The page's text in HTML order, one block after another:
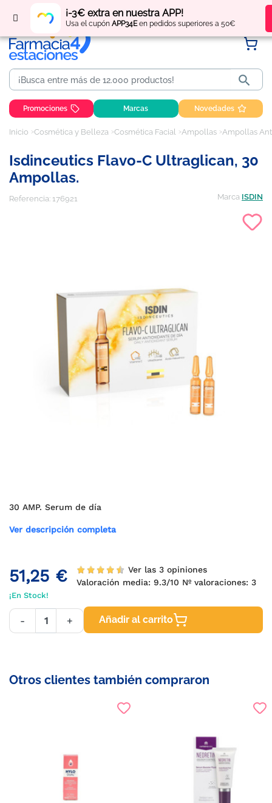
¡-3€ extra en nuestra APP!
Usa el cupón APP34Een pedidos superiores a 50€
Regístratey obtén puntos por tus compras

Promociones Marcas Novedades
Inicio Cosmética y Belleza Cosmética Facial Ampollas Ampollas
Isdinceutics Flavo-C Ultraglican, 30
Ampollas.
Referencia: 176921 Marca ISDIN
30 AMP. Serum de día
Ver descripción completa
51,25 €
Ver las 3 opiniones
Valoración media: 9.3/10 Nº valoraciones: 3
¡En Stock!
- + Añadir al carrito
Otros clientes también compraron